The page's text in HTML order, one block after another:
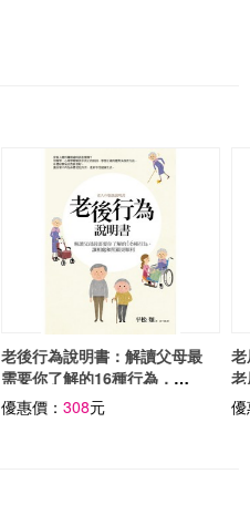
老後行為說明書：解讀父母最
需要你了解的16種行為，讓
相處和照顧更順利
優惠價：308元